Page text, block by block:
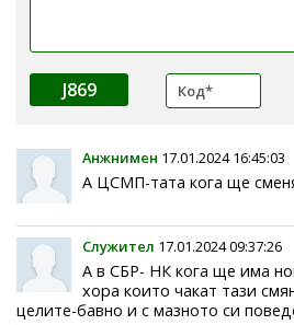
J869
Анжнимен 17.01.2024 16:45:03
А ЦСМП-тата кога ще
Служител 17.01.2024 09:37:26
А в СБР- НК кога ще има
хора които чакат тази
целите-бавно и с мазното си